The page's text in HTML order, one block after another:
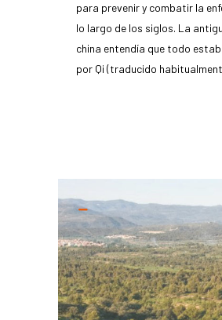
para prevenir y combatir la
lo largo de los siglos. La
china entendía que todo
por Qi (traducido